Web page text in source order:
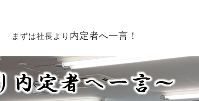
まずは社長より 内定者へ一言！